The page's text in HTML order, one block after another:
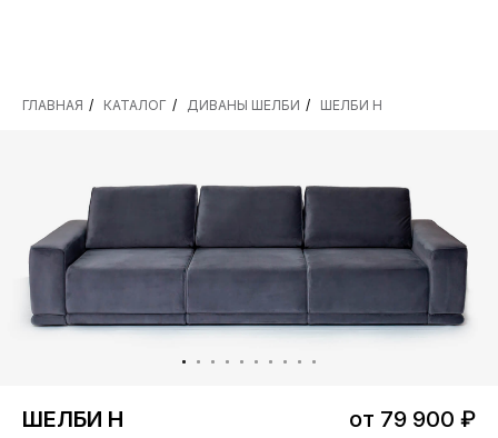
ГЛАВНАЯ / КАТАЛОГ / ДИВАНЫ ШЕЛБИ / ШЕЛБИ Н
ШЕЛБИ Н от 79 900 ₽
БЕСПЛАТНАЯ